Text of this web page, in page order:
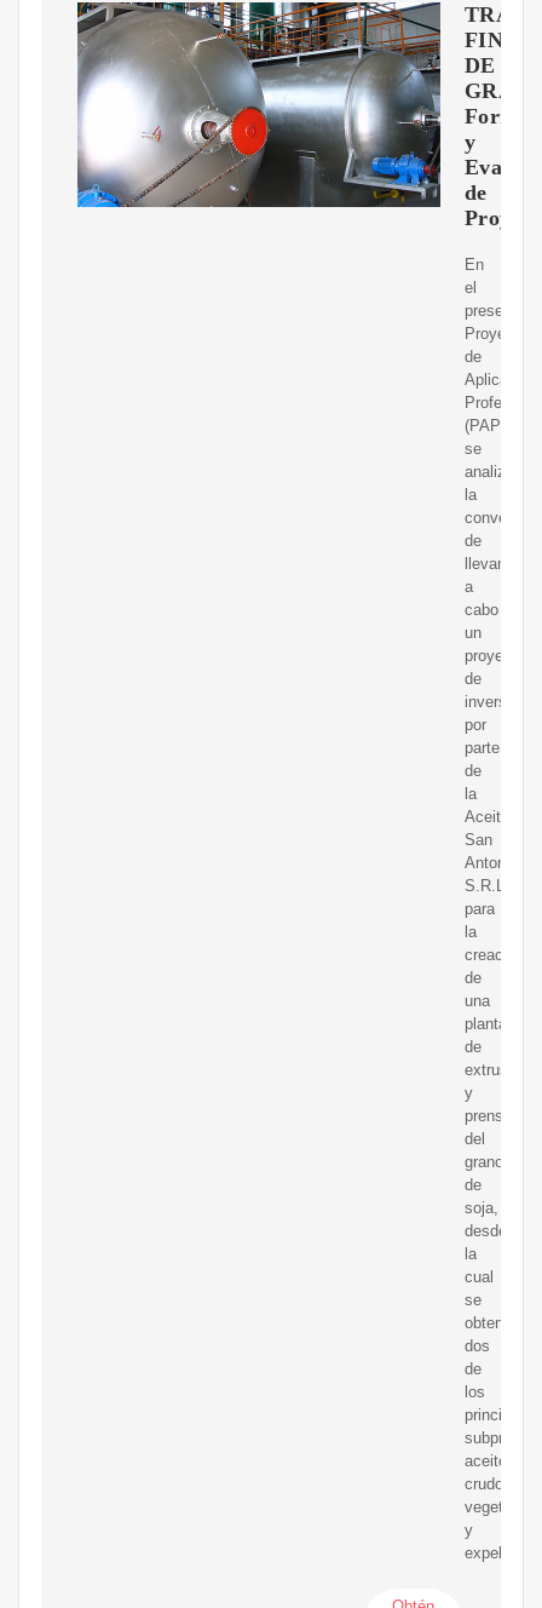
FINAL
DE
y
de
En
el
presente
Proyecto
de
Aplicación
Profesional
(PAP)
se
analizó
la
de
llevar
a
cabo
un
proyecto
de
inversión
por
parte
de
la
Aceitera
San
Antonio
S.R.L
para
la
creación
de
una
planta
de
extrusado
y
prensado
del
grano
de
soja,
desde
la
cual
se
obtendrán
dos
de
los
principales
aceite
crudo
vegetal
y
expeller.